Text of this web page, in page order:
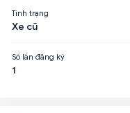
Tình trạng
Xe cũ
Số lần đăng ký
1